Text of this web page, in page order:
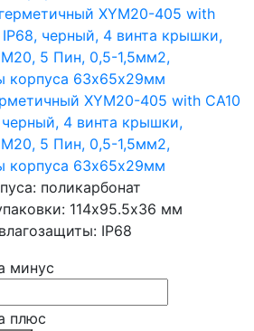
XYM20-405 with CA10
4 винта крышки,
М20, 5 Пин, 0,5-1,5мм2,
корпуса 63х65х29мм
поликарбонат
114х95.5х36 мм
IP68